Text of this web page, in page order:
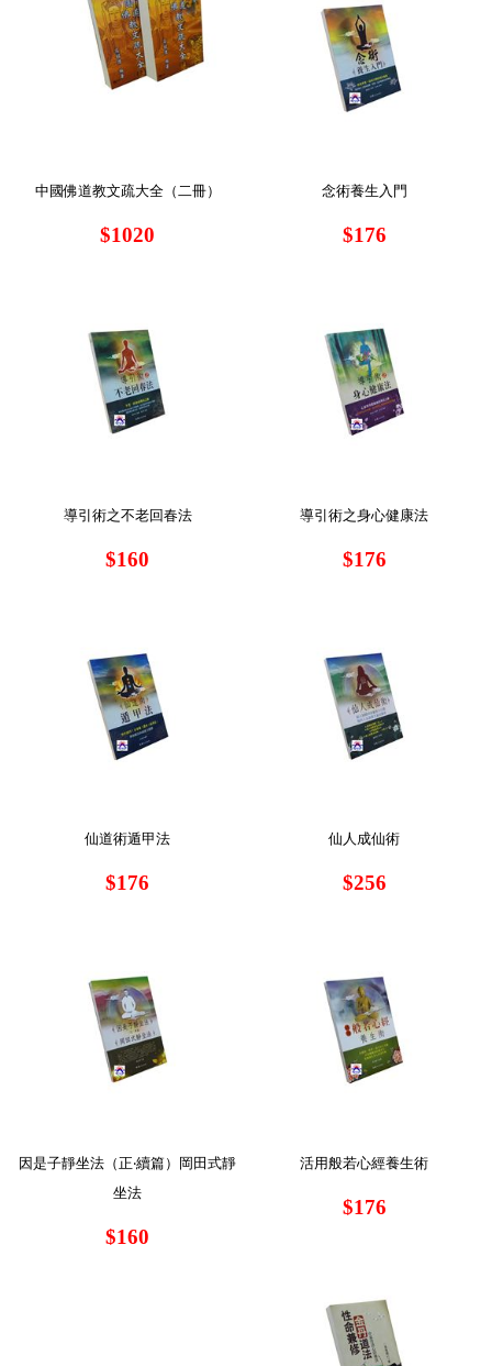
中國佛道教文疏大全（二冊）
$1020
念術養生入門
$176
導引術之不老回春法
$160
導引術之身心健康法
$176
仙道術遁甲法
$176
仙人成仙術
$256
因是子靜坐法（正‧續篇）岡田式靜
坐法
$160
活用般若心經養生術
$176